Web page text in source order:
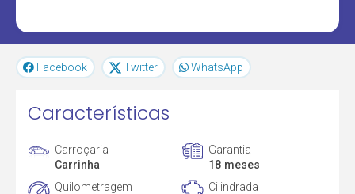
Facebook Twitter WhatsApp
Características
Carroçaria
Carrinha
Garantia
18 meses
Quilometragem
Cilindrada